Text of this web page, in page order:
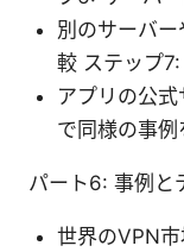
別のサーバ
較 ステップ
アプリの公
で同様の事例
パート6: 事例と
世界のVPN